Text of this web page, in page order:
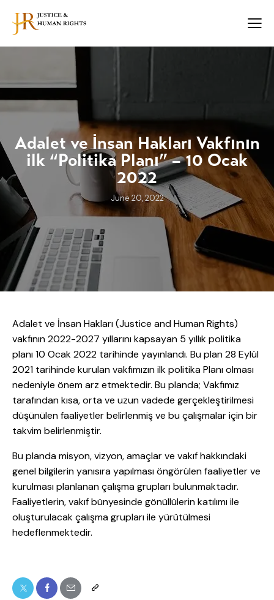
Adalet ve İnsan Hakları Vakfının
ilk “Politika Planı” – 10 Ocak
2022
June 20, 2022
Adalet ve İnsan Hakları (Justice and Human Rights)
vakfının 2022-2027 yıllarını kapsayan 5 yıllık politika
planı 10 Ocak 2022 tarihinde yayınlandı. Bu plan 28 Eylül
2021 tarihinde kurulan vakfımızın ilk politika Planı olması
nedeniyle önem arz etmektedir. Bu planda; Vakfımız
tarafından kısa, orta ve uzun vadede gerçekleştirilmesi
düşünülen faaliyetler belirlenmiş ve bu çalışmalar için bir
takvim belirlenmiştir.
Bu planda misyon, vizyon, amaçlar ve vakıf hakkındaki
genel bilgilerin yanısıra yapılması öngörülen faaliyetler ve
kurulması planlanan çalışma grupları bulunmaktadır.
Faaliyetlerin, vakıf bünyesinde gönüllülerin katılımı ile
oluşturulacak çalışma grupları ile yürütülmesi
hedeflenmektedir.